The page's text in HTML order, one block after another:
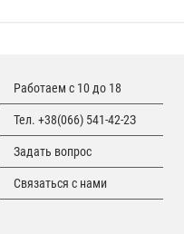
Работаем с 10 до 18
Тел. +38(066) 541-42-2З
Задать вопрос
Связаться с нами